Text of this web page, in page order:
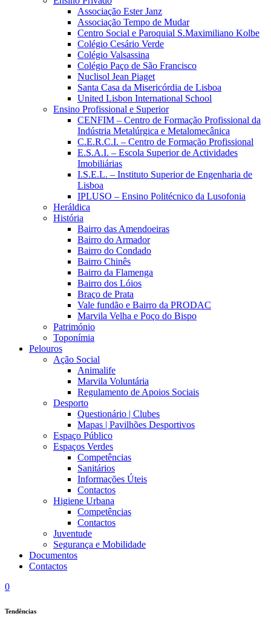
Associação Ester Janz
Associação Tempo de Mudar
Centro Social e Paroquial S.Maximiliano Kolbe
Colégio Cesário Verde
Colégio Valsassina
Colégio Paço de São Francisco
Nuclisol Jean Piaget
Santa Casa da Misericórdia de Lisboa
United Lisbon International School
Ensino Profissional e Superior
CENFIM – Centro de Formação Profissional da
Indústria Metalúrgica e Metalomecânica
C.E.R.C.I. – Centro de Formação Profissional
E.S.A.I. – Escola Superior de Actividades
Imobiliárias
I.S.E.L. – Instituto Superior de Engenharia de
Lisboa
IPLUSO – Ensino Politécnico da Lusofonia
Heráldica
História
Bairro das Amendoeiras
Bairro do Armador
Bairro do Condado
Bairro Chinês
Bairro da Flamenga
Bairro dos Lóios
Braço de Prata
Vale fundão e Bairro da PRODAC
Marvila Velha e Poço do Bispo
Património
Toponímia
Pelouros
Ação Social
Animalife
Marvila Voluntária
Regulamento de Apoios Sociais
Desporto
Questionário | Clubes
Mapas | Pavilhões Desportivos
Espaço Público
Espaços Verdes
Competências
Sanitários
Informações Úteis
Contactos
Higiene Urbana
Competências
Contactos
Juventude
Segurança e Mobilidade
Documentos
Contactos
0
Tendências